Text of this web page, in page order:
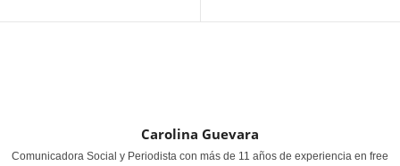
Carolina Guevara
Comunicadora Social y Periodista con más de 11 años de experiencia en free